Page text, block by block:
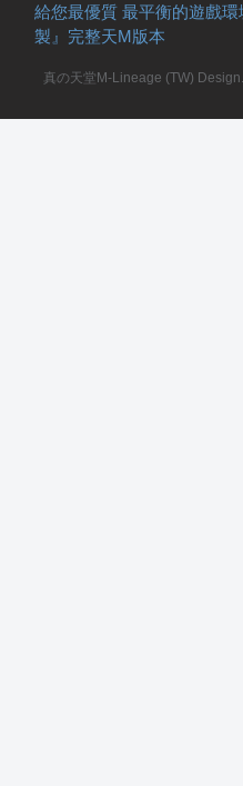
給您最優質 最平衡的遊戲
製』完整天M版本
真の天堂M-Lineage (TW)